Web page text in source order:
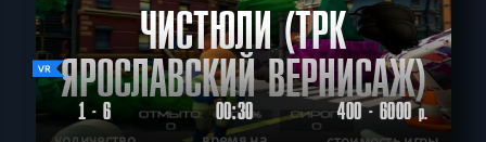
ЧИСТЮЛИ (ТРК
ЯРОСЛАВСКИЙ ВЕРНИСАЖ)
1 - 6 00:30 400 - 6000р.